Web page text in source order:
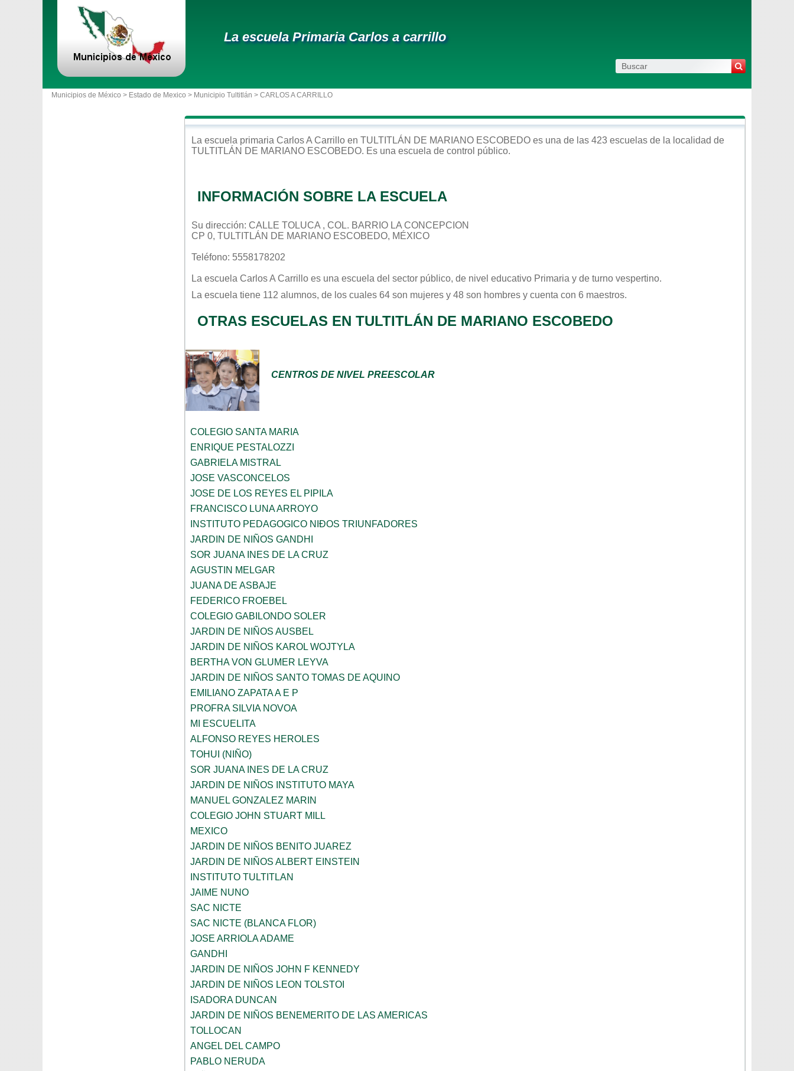
La escuela Primaria Carlos a carrillo
Municipios de México > Estado de Mexico > Municipio Tultitlán > CARLOS A CARRILLO
La escuela primaria Carlos A Carrillo en TULTITLÁN DE MARIANO ESCOBEDO es una de las 423 escuelas de la localidad de
TULTITLÁN DE MARIANO ESCOBEDO. Es una escuela de control público.
INFORMACIÓN SOBRE LA ESCUELA
Su dirección: CALLE TOLUCA , COL. BARRIO LA CONCEPCION
CP 0, TULTITLÁN DE MARIANO ESCOBEDO, MÉXICO
Teléfono: 5558178202
La escuela Carlos A Carrillo es una escuela del sector público, de nivel educativo Primaria y de turno vespertino.
La escuela tiene 112 alumnos, de los cuales 64 son mujeres y 48 son hombres y cuenta con 6 maestros.
OTRAS ESCUELAS EN TULTITLÁN DE MARIANO ESCOBEDO
CENTROS DE NIVEL PREESCOLAR
COLEGIO SANTA MARIA
ENRIQUE PESTALOZZI
GABRIELA MISTRAL
JOSE VASCONCELOS
JOSE DE LOS REYES EL PIPILA
FRANCISCO LUNA ARROYO
INSTITUTO PEDAGOGICO NIÐOS TRIUNFADORES
JARDIN DE NIÑOS GANDHI
SOR JUANA INES DE LA CRUZ
AGUSTIN MELGAR
JUANA DE ASBAJE
FEDERICO FROEBEL
COLEGIO GABILONDO SOLER
JARDIN DE NIÑOS AUSBEL
JARDIN DE NIÑOS KAROL WOJTYLA
BERTHA VON GLUMER LEYVA
JARDIN DE NIÑOS SANTO TOMAS DE AQUINO
EMILIANO ZAPATA A E P
PROFRA SILVIA NOVOA
MI ESCUELITA
ALFONSO REYES HEROLES
TOHUI (NIÑO)
SOR JUANA INES DE LA CRUZ
JARDIN DE NIÑOS INSTITUTO MAYA
MANUEL GONZALEZ MARIN
COLEGIO JOHN STUART MILL
MEXICO
JARDIN DE NIÑOS BENITO JUAREZ
JARDIN DE NIÑOS ALBERT EINSTEIN
INSTITUTO TULTITLAN
JAIME NUNO
SAC NICTE
SAC NICTE (BLANCA FLOR)
JOSE ARRIOLA ADAME
GANDHI
JARDIN DE NIÑOS JOHN F KENNEDY
JARDIN DE NIÑOS LEON TOLSTOI
ISADORA DUNCAN
JARDIN DE NIÑOS BENEMERITO DE LAS AMERICAS
TOLLOCAN
ANGEL DEL CAMPO
PABLO NERUDA